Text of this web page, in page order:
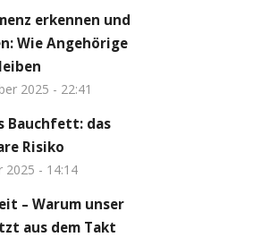
erkennen und
Wie Angehörige
2025 - 22:41
Bauchfett: das
Risiko
2025 - 14:14
– Warum unser
aus dem Takt